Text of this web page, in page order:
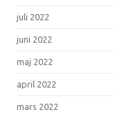
juli 2022
juni 2022
maj 2022
april 2022
mars 2022